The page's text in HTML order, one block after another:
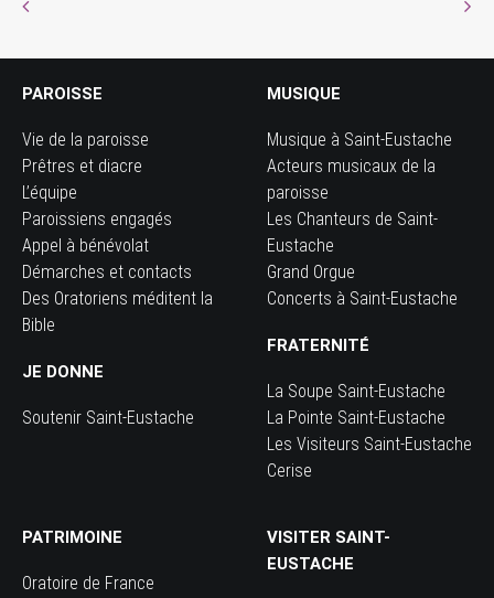
PAROISSE
Vie de la paroisse
Prêtres et diacre
L’équipe
Paroissiens engagés
Appel à bénévolat
Démarches et contacts
Des Oratoriens méditent la
Bible
JE DONNE
Soutenir Saint-Eustache
MUSIQUE
Musique à Saint-Eustache
Acteurs musicaux de la
paroisse
Les Chanteurs de Saint-
Eustache
Grand Orgue
Concerts à Saint-Eustache
FRATERNITÉ
La Soupe Saint-Eustache
La Pointe Saint-Eustache
Les Visiteurs Saint-Eustache
Cerise
PATRIMOINE
Oratoire de France
VISITER SAINT-
EUSTACHE